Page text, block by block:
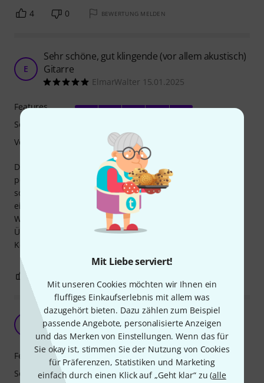
Mit Liebe serviert!
Mit unseren Cookies möchten wir Ihnen ein
fluffiges Einkaufserlebnis mit allem was
dazugehört bieten. Dazu zählen zum Beispiel
passende Angebote, personalisierte Anzeigen
und das Merken von Einstellungen. Wenn das für
Sie okay ist, stimmen Sie der Nutzung von Cookies
für Präferenzen, Statistiken und Marketing
einfach durch einen Klick auf „Geht klar“ zu (alle
4 0 BEWERTUNG MELDEN
E
Sehr schöne, gut klingende (vor allem akustisch)
Gitarre
ElmarWalter 15.01.2025
Die Gitarre klingt gut, ist vor allem als Rhythmusgitarre
perfekt. Sie klingt nicht nür über den Pickup sehr gut,
sondern auch im rein akustischen Betrieb. Alles in allem,
ein sehr gutes und schönes Instrument.
Wermutstropfen: Das Batteriefach bedarf der
Überarbeitung. Da gibt es immer wieder
Kontaktschwierigkeiten.
Features
Sound
Verarbeitung
Könnte besser sein
ataro001 05.08.2020
Features
Sound